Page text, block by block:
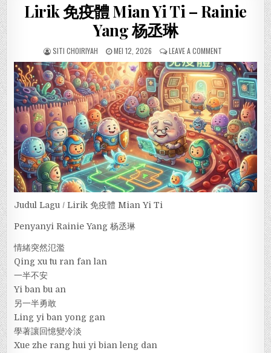
Lirik 免疫體 Mian Yi Ti – Rainie
Yang 杨丞琳
SITI CHOIRIYAH MEI 12, 2026 LEAVE A COMMENT
Judul Lagu / Lirik 免疫體 Mian Yi Ti
Penyanyi Rainie Yang 杨丞琳
情緒突然氾濫
Qing xu tu ran fan lan
一半不安
Yi ban bu an
另一半勇敢
Ling yi ban yong gan
學著讓回憶變冷淡
Xue zhe rang hui yi bian leng dan